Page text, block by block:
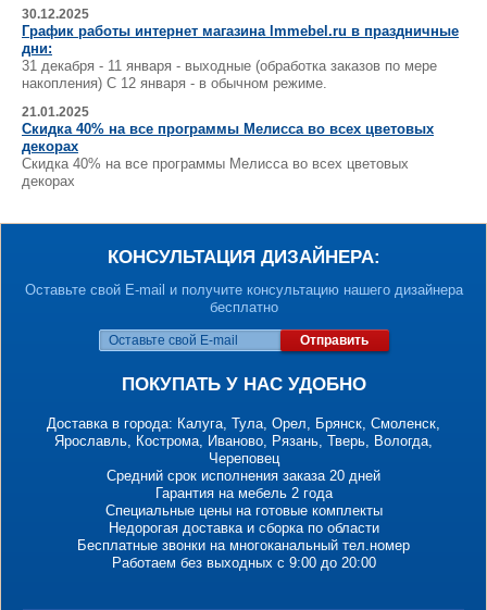
30.12.2025
График работы интернет магазина lmmebel.ru в праздничные
дни:
31 декабря - 11 января - выходные (обработка заказов по мере
накопления) С 12 января - в обычном режиме.
21.01.2025
Скидка 40% на все программы Мелисса во всех цветовых
декорах
Скидка 40% на все программы Мелисса во всех цветовых
декорах
КОНСУЛЬТАЦИЯ ДИЗАЙНЕРА:
Оставьте свой E-mail и получите консультацию нашего дизайнера
бесплатно
Отправить
ПОКУПАТЬ У НАС УДОБНО
Доставка в города: Калуга, Тула, Орел, Брянск, Смоленск,
Ярославль, Кострома, Иваново, Рязань, Тверь, Вологда,
Череповец
Средний срок исполнения заказа 20 дней
Гарантия на мебель 2 года
Специальные цены на готовые комплекты
Недорогая доставка и сборка по области
Бесплатные звонки на многоканальный тел.номер
Работаем без выходных с 9:00 до 20:00